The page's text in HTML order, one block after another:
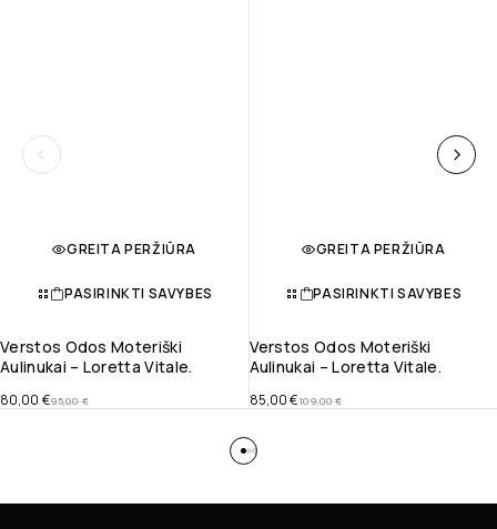
GREITA PERŽIŪRA
PASIRINKTI SAVYBES
Verstos Odos Moteriški
Aulinukai – Loretta Vitale.
95,00€
80,00 €
GREITA PERŽIŪRA
PASIRINKTI SAVYBES
Verstos Odos Moteriški
Aulinukai – Loretta Vitale.
109,00€
85,00€